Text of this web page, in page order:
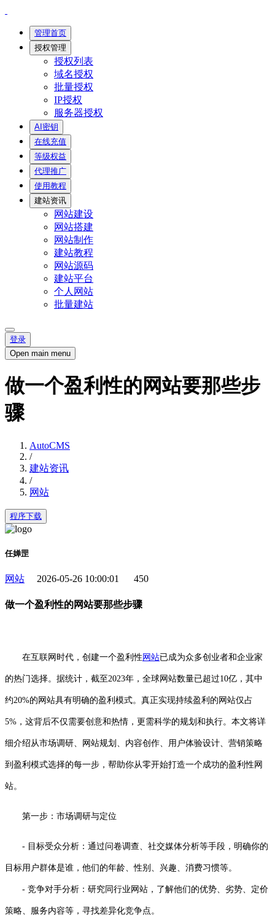
管理首页
授权管理
授权列表
域名授权
批量授权
IP授权
服务器授权
AI密钥
在线充值
等级权益
代理推广
使用教程
建站资讯
网站建设
网站搭建
网站制作
建站教程
网站源码
建站平台
个人网站
批量建站
登录
Open main menu
做一个盈利性的网站要那些步
骤
AutoCMS
/
建站资讯
/
网站
程序下载
任婵罡
网站 2026-05-26 10:00:01 450
做一个盈利性的网站要那些步骤
在互联网时代，创建一个盈利性 网站已成为众多创业者和企业家
的热门选择。据统计，截至2023年，全球网站数量已超过10亿，其中
约20%的网站具有明确的盈利模式。真正实现持续盈利的网站仅占
5%，这背后不仅需要创意和热情，更需科学的规划和执行。本文将详
细介绍从市场调研、网站规划、内容创作、用户体验设计、营销策略
到盈利模式选择的每一步，帮助你从零开始打造一个成功的盈利性网
站。
第一步：市场调研与定位
- 目标受众分析：通过问卷调查、社交媒体分析等手段，明确你的
目标用户群体是谁，他们的年龄、性别、兴趣、消费习惯等。
- 竞争对手分析：研究同行业网站，了解他们的优势、劣势、定价
策略、服务内容等，寻找差异化竞争点。